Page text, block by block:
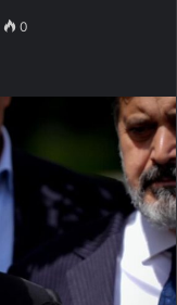
0